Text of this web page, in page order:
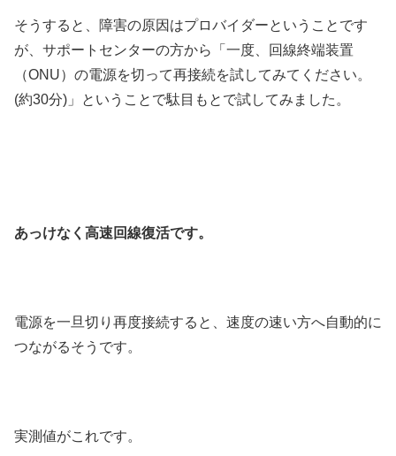
そうすると、障害の原因はプロバイダーということです
が、サポートセンターの方から「一度、回線終端装置
（ONU）の電源を切って再接続を試してみてください。
(約30分)」ということで駄目もとで試してみました。
あっけなく高速回線復活です。
電源を一旦切り再度接続すると、速度の速い方へ自動的に
つながるそうです。
実測値がこれです。